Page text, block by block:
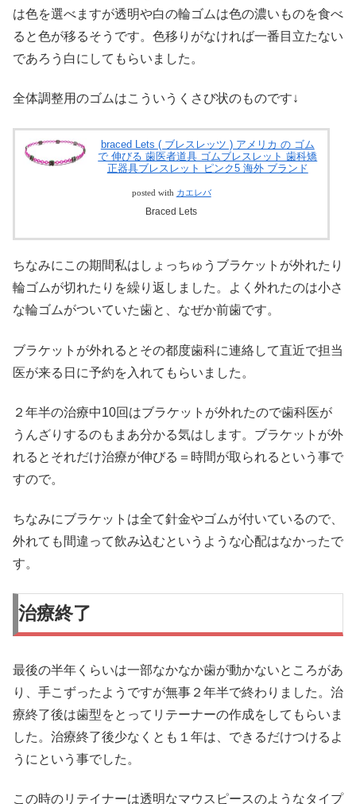
は色を選べますが透明や白の輪ゴムは色の濃いものを食べ
ると色が移るそうです。色移りがなければ一番目立たない
であろう白にしてもらいました。
全体調整用のゴムはこういうくさび状のものです↓
braced Lets ( ブレスレッツ ) アメリカ の ゴム
で 伸びる 歯医者道具 ゴムブレスレット 歯科矯
正器具ブレスレット ピンク5 海外 ブランド
posted with カエレバ
Braced Lets
ちなみにこの期間私はしょっちゅうブラケットが外れたり
輪ゴムが切れたりを繰り返しました。よく外れたのは小さ
な輪ゴムがついていた歯と、なぜか前歯です。
ブラケットが外れるとその都度歯科に連絡して直近で担当
医が来る日に予約を入れてもらいました。
２年半の治療中10回はブラケットが外れたので歯科医が
うんざりするのもまあ分かる気はします。ブラケットが外
れるとそれだけ治療が伸びる＝時間が取られるという事で
すので。
ちなみにブラケットは全て針金やゴムが付いているので、
外れても間違って飲み込むというような心配はなかったで
す。
治療終了
最後の半年くらいは一部なかなか歯が動かないところがあ
り、手こずったようですが無事２年半で終わりました。治
療終了後は歯型をとってリテーナーの作成をしてもらいま
した。治療終了後少なくとも１年は、できるだけつけるよ
うにという事でした。
この時のリテイナーは透明なマウスピースのようなタイプ